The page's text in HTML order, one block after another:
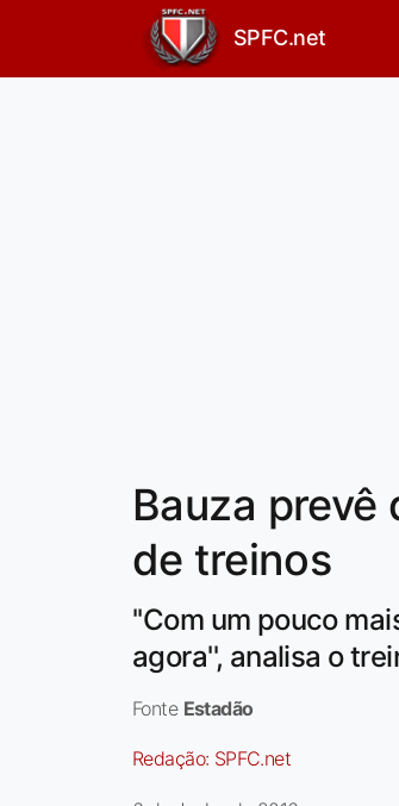
SPFC.net
Bauza prevê
de treinos
''Com um pouco
agora'', analisa o
Fonte Estadão
Redação: SPFC.net